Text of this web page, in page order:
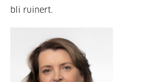
bli ruinert.